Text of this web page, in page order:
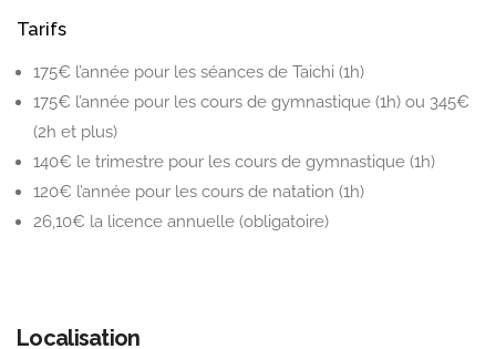
Tarifs
175€ l’année pour les séances de Taichi (1h)
175€ l’année pour les cours de gymnastique (1h) ou 345€
(2h et plus)
140€ le trimestre pour les cours de gymnastique (1h)
120€ l’année pour les cours de natation (1h)
26,10€ la licence annuelle (obligatoire)
Localisation